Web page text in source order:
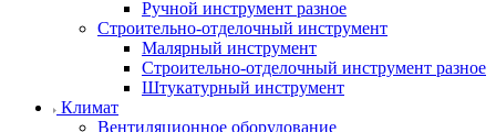
Ручной инструмент разное
Строительно-отделочный инструмент
Малярный инструмент
Строительно-отделочный инструмент разное
Штукатурный инструмент
Климат
Вентиляционное оборудование